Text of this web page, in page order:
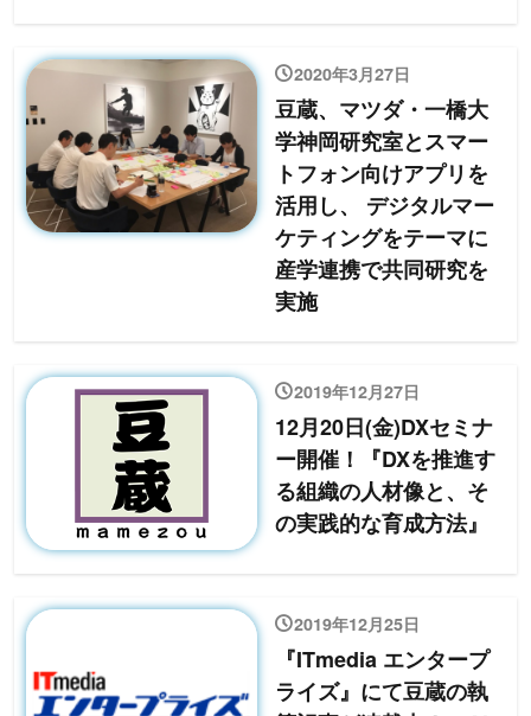
2020年3月27日
豆蔵、マツダ・一橋大
学神岡研究室とスマー
トフォン向けアプリを
活⽤し、 デジタルマー
ケティングをテーマに
産学連携で共同研究を
実施
2019年12月27日
12月20日(金)DXセミナ
ー開催！『DXを推進す
る組織の人材像と、そ
の実践的な育成方法』
2019年12月25日
『ITmedia エンタープ
ライズ』にて豆蔵の執